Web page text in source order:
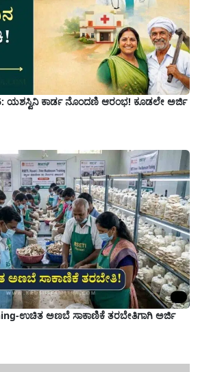
ಯಶಸ್ವಿನಿ ಕಾರ್ಡ ನೊಂದಣಿ ಆರಂಭ! ಕೂಡಲೇ ಅರ್ಜಿ
ಉಚಿತ ಅಣಬೆ ಸಾಕಾಣಿಕೆ ತರಬೇತಿಗಾಗಿ ಅರ್ಜಿ